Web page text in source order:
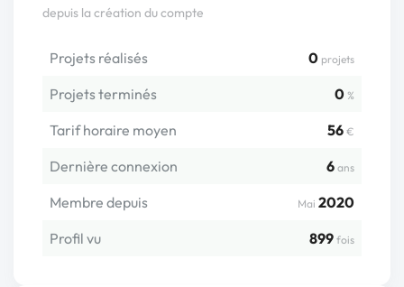
depuis la création du compte
Projets réalisés 0 projets
Projets terminés 0 %
Tarif horaire moyen 56 €
Dernière connexion 6 ans
Membre depuis Mai 2020
Profil vu
899 fois